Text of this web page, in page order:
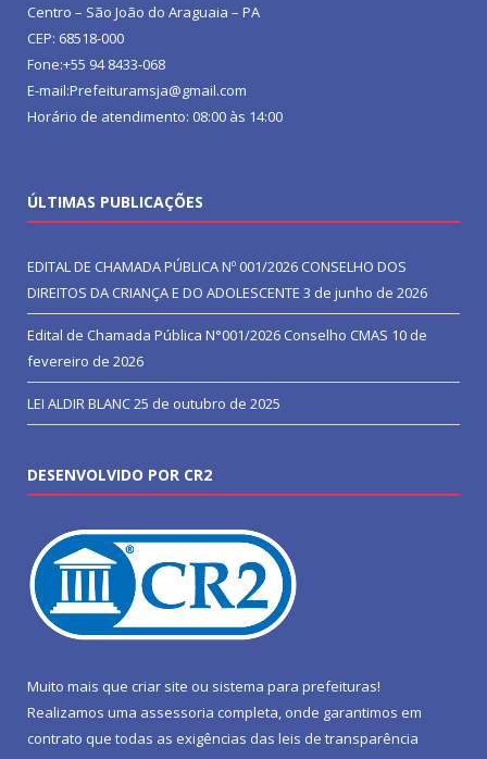
Centro – São João do Araguaia – PA
CEP: 68518-000
Fone:+55 94 8433-068
E-mail:Prefeituramsja@gmail.com
Horário de atendimento: 08:00 às 14:00
ÚLTIMAS PUBLICAÇÕES
EDITAL DE CHAMADA PÚBLICA Nº 001/2026 CONSELHO DOS
DIREITOS DA CRIANÇA E DO ADOLESCENTE 3 de junho de 2026
Edital de Chamada Pública N°001/2026 Conselho CMAS 10 de
fevereiro de 2026
LEI ALDIR BLANC25 de outubro de 2025
DESENVOLVIDO POR CR2
Muito mais que criar site ou sistema para prefeituras!
Realizamos uma assessoria completa, onde garantimos em
contrato que todas as exigências das leis de transparência